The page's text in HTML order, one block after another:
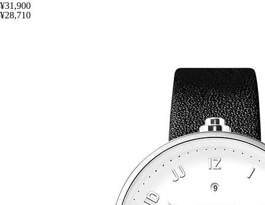
¥31,900
¥28,710